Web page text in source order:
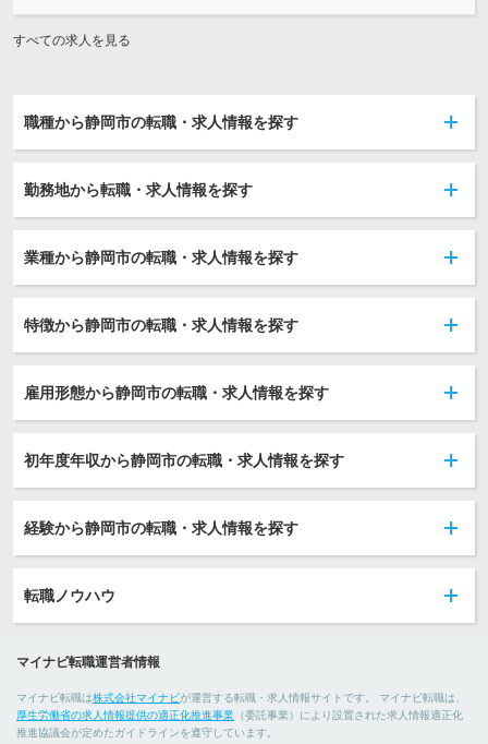
すべての求人を見る
職種から静岡市の転職・求人情報を探す
勤務地から転職・求人情報を探す
業種から静岡市の転職・求人情報を探す
特徴から静岡市の転職・求人情報を探す
雇用形態から静岡市の転職・求人情報を探す
初年度年収から静岡市の転職・求人情報を探す
経験から静岡市の転職・求人情報を探す
転職ノウハウ
マイナビ転職運営者情報
マイナビ転職は株式会社マイナビが運営する転職・求人情報サイトです。 マイナビ転職は、
厚生労働省の求人情報提供の適正化推進事業 （委託事業）により設置された求人情報適正化
推進協議会が定めたガイドラインを遵守しています。